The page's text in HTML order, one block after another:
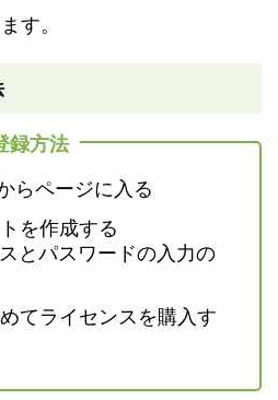
す。
録方法
らページに入る
を作成する
とパスワードの入力の
てライセンスを購入す